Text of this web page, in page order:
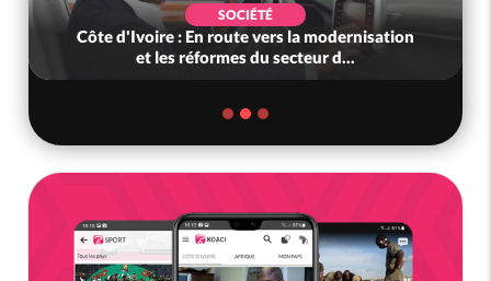
SOCIÉTÉ
d'Ivoire : En route vers la modernisation
et les réformes du secteur d...